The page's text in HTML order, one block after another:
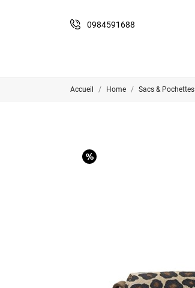
0984591688
Accueil Home Sacs & Pochettes